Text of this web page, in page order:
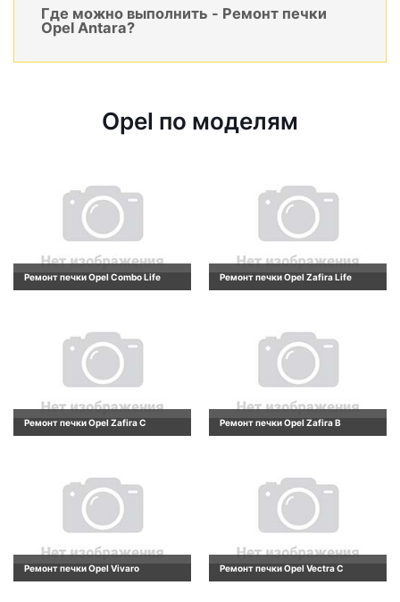
Где можно выполнить - Ремонт печки
Opel Antara?
Opel по моделям
Ремонт печки Opel Combo Life Ремонт печки Opel Zafira Life
Ремонт печки Opel Zafira C Ремонт печки Opel Zafira B
Ремонт печки Opel Vivaro Ремонт печки Opel Vectra C